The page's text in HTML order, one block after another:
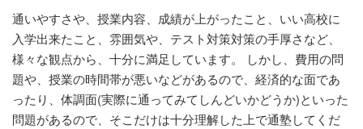
先生なんだろうなと感じました。本当にすごいと感じまし
た。
保護者への連絡手段
電話連絡
アクセス・周りの環境
悪くはなかった
通いやすさや、授業内容、成績が上がったこと、いい高校に
入学出来たこと、雰囲気や、テスト対策対策の手厚さなど、
様々な観点から、十分に満足しています。 しかし、費用の問
題や、授業の時間帯が悪いなどがあるので、経済的な面であ
ったり、体調面(実際に通ってみてしんどいかどうか)といった
問題があるので、そこだけは十分理解した上で通塾してくだ